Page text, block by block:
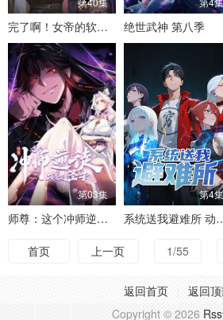
完了啊！女帝的软饭丈夫居然无敌 绝世武神 第八季
第03集
师尊：这个冲师逆徒才不是圣子 动态漫画
第4集
系统送我避
首页 上一页 1/55
返回首页
返回
Copyright © 2026